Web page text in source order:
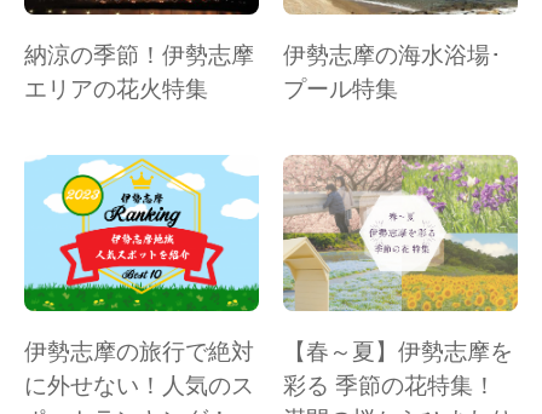
納涼の季節！伊勢志摩
エリアの花火特集
伊勢志摩の海水浴場･
プール特集
伊勢志摩の旅行で絶対
に外せない！人気のス
【春～夏】伊勢志摩を
彩る 季節の花特集！